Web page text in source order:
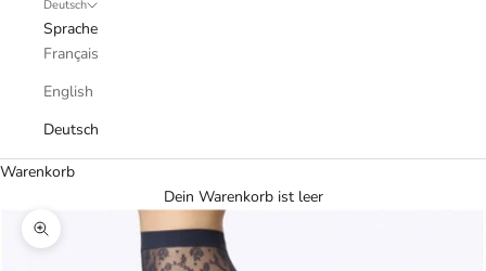
Deutsch
Sprache
Français
English
Deutsch
Warenkorb
Dein Warenkorb ist leer
Bild vergrößern